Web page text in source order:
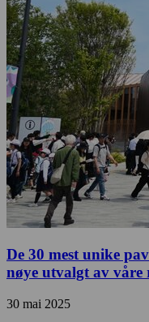
De 30 mest unike
nøye utvalgt av våre
30 mai 2025